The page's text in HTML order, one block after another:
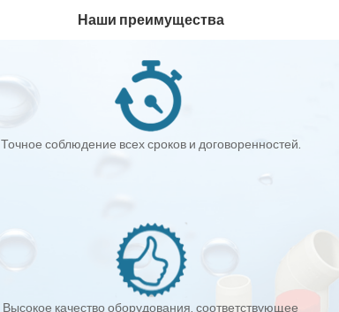
Наши преимущества
Точное соблюдение всех сроков и договоренностей.
Высокое качество оборудования, соответствующее